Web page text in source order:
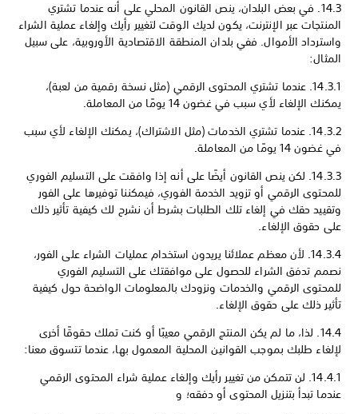
14.3. في بعض البلدان، ينص القانون المحلي على أنه عندما تشتري
المنتجات عبر الإنترنت، يكون لديك الوقت لتغيير رأيك وإلغاء عملية الشراء
واسترداد الأموال. ففي بلدان المنطقة الاقتصادية الأوروبية، على سبيل
المثال:
14.3.1. عندما تشتري المحتوى الرقمي (مثل نسخة رقمية من لعبة)،
يمكنك الإلغاء لأي سبب في غضون 14 يومًا من المعاملة.
14.3.2. عندما تشتري الخدمات (مثل الاشتراك)، يمكنك الإلغاء لأي سبب
في غضون 14 يومًا من المعاملة.
14.3.3. لكن ينص القانون أيضًا على أنه إذا وافقت على التسليم الفوري
للمحتوى الرقمي أو تزويد الخدمة الفوري، فيمكننا توفيرها على الفور
وتقييد حقك في إلغاء تلك الطلبات بشرط أن نشرح لك كيفية تأثير ذلك
على حقوق الإلغاء.
14.3.4. لأن معظم عملائنا يريدون استخدام عمليات الشراء على الفور،
نصمم تدفق الشراء للحصول على موافقتك على التسليم الفوري
للمحتوى الرقمي والخدمات ونزودك بالمعلومات الواضحة حول كيفية
تأثير ذلك على حقوق الإلغاء.
14.4. لذا، ما لم يكن المنتج الرقمي معيبًا أو كنت تملك حقوقًا أخرى
لإلغاء طلبك بموجب القوانين المحلية المعمول بها، عندما تتسوق معنا:
14.4.1. لن تتمكن من تغيير رأيك وإلغاء عملية شراء المحتوى الرقمي
عندما تبدأ بتنزيل المحتوى أو دفقه؛ و